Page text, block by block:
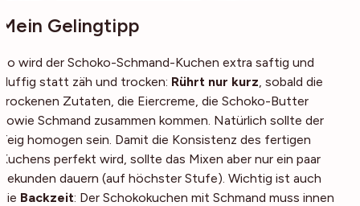
Mein Gelingtipp
So wird der Schoko-Schmand-Kuchen extra saftig und
fluffig statt zäh und trocken: Rührt nur kurz , sobald die
trockenen Zutaten, die Eiercreme, die Schoko-Butter
sowie Schmand zusammen kommen. Natürlich sollte der
Teig homogen sein. Damit die Konsistenz des fertigen
Kuchens perfekt wird, sollte das Mixen aber nur ein paar
Sekunden dauern (auf höchster Stufe). Wichtig ist auch
die Backzeit: Der Schokokuchen mit Schmand muss innen